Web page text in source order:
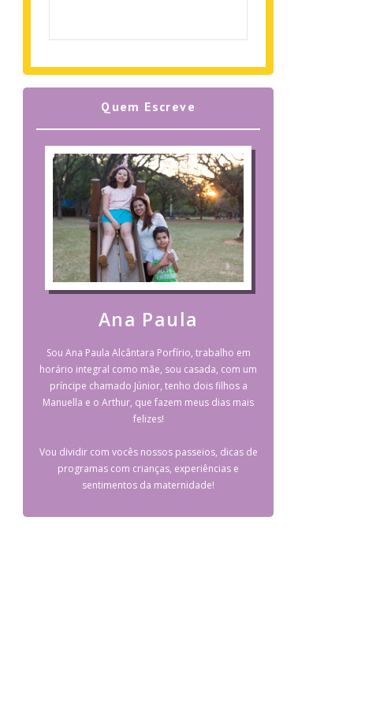
Quem Escreve
Ana Paula
Sou Ana Paula Alcântara Porfírio, trabalho em
horário integral como mãe, sou casada, com um
príncipe chamado Júnior, tenho dois filhos a
Manuella e o Arthur, que fazem meus dias mais
felizes!
Vou dividir com vocês nossos passeios, dicas de
programas com crianças, experiências e
sentimentos da maternidade!